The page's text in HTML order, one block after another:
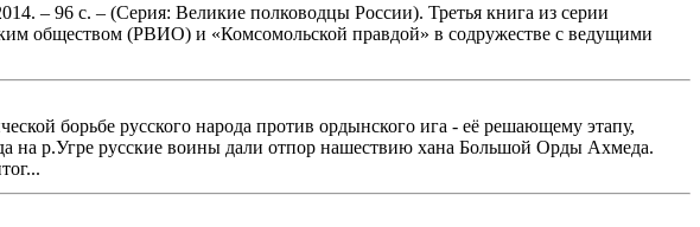
– 96 с. – (Серия: Великие полководцы России). Третья книга из серии
обществом (РВИО) и «Комсомольской правдой» в содружестве с ведущими
борьбе русского народа против ордынского ига - её решающему этапу,
на р.Угре русские воины дали отпор нашествию хана Большой Орды Ахмеда.